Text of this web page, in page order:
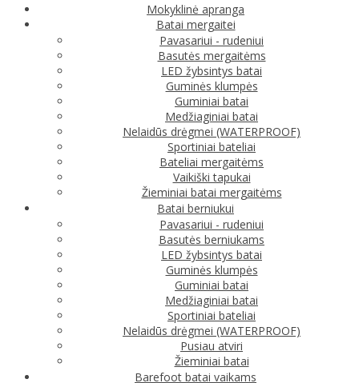
Mokyklinė apranga
Batai mergaitei
Pavasariui - rudeniui
Basutės mergaitėms
LED žybsintys batai
Guminės klumpės
Guminiai batai
Medžiaginiai batai
Nelaidūs drėgmei (WATERPROOF)
Sportiniai bateliai
Bateliai mergaitėms
Vaikiški tapukai
Žieminiai batai mergaitėms
Batai berniukui
Pavasariui - rudeniui
Basutės berniukams
LED žybsintys batai
Guminės klumpės
Guminiai batai
Medžiaginiai batai
Sportiniai bateliai
Nelaidūs drėgmei (WATERPROOF)
Pusiau atviri
Žieminiai batai
Barefoot batai vaikams